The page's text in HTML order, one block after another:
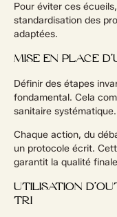
Pour éviter ces
standardisation des
adaptées.
MISE EN PLACE
Définir des étapes
fondamental. Cela
sanitaire systématique.
Chaque action, du
un protocole écrit.
garantit la qualité
UTILISATION
TRI